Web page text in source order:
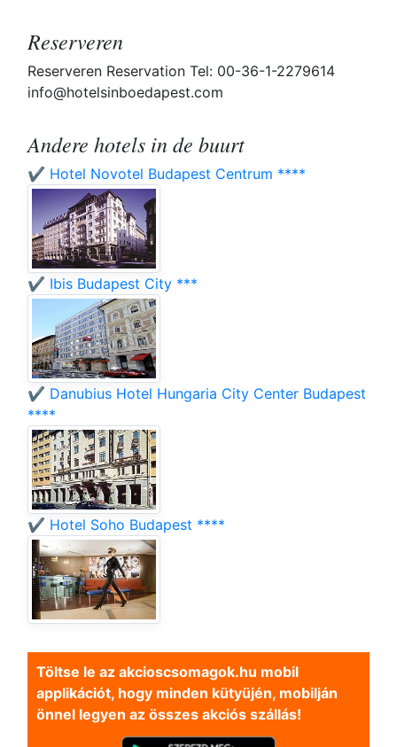
Reserveren
Reserveren Reservation Tel: 00-36-1-2279614
info@hotelsinboedapest.com
Andere hotels in de buurt
✔️ Hotel Novotel Budapest Centrum ****
✔️ Ibis Budapest City ***
✔️ Danubius Hotel Hungaria City Center Budapest
****
✔️ Hotel Soho Budapest ****
Töltse le az akcioscsomagok.hu mobil
applikációt, hogy minden kütyüjén, mobilján
önnel legyen az összes akciós szállás!